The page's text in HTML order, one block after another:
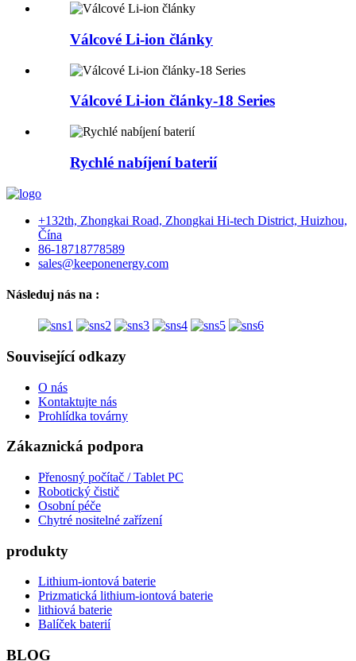
Válcové Li-ion články
Válcové Li-ion články-18 Series
Rychlé nabíjení baterií
+132th, Zhongkai Road, Zhongkai Hi-tech District, Huizhou,
Čína
86-18718778589
sales@keeponenergy.com
Následuj nás na :
Související odkazy
O nás
Kontaktujte nás
Prohlídka továrny
Zákaznická podpora
Přenosný počítač / Tablet PC
Robotický čistič
Osobní péče
Chytré nositelné zařízení
produkty
Lithium-iontová baterie
Prizmatická lithium-iontová baterie
lithiová baterie
Balíček baterií
BLOG